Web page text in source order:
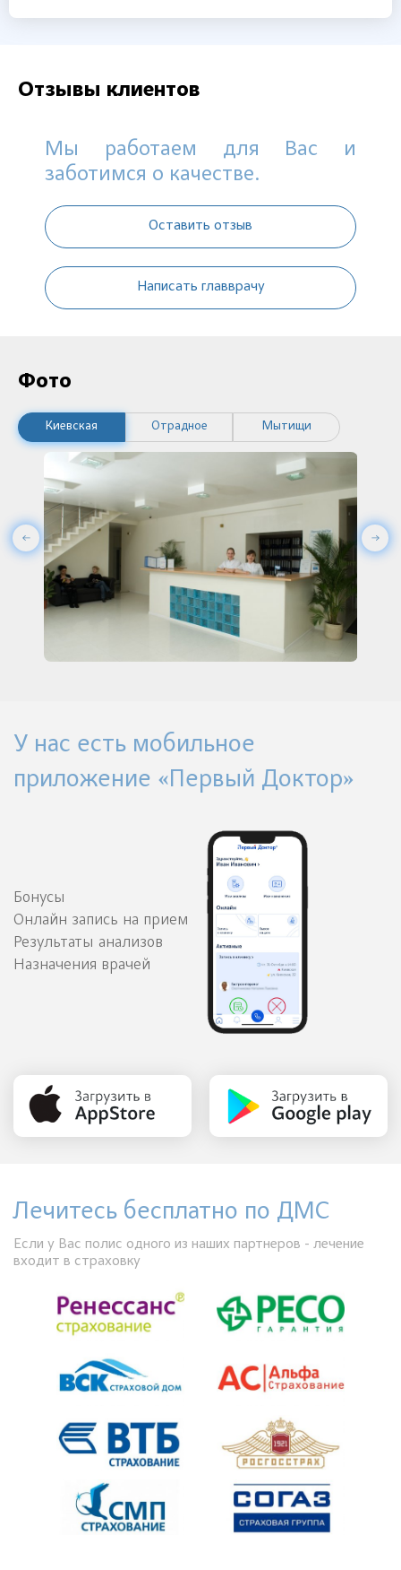
Отзывы клиентов
Мы работаем для Вас и
заботимся о качестве.
Оставить отзыв
Написать главврачу
Фото
Киевская Отрадное Мытищи
У нас есть мобильное
приложение «Первый Доктор»
Бонусы
Онлайн запись на прием
Результаты анализов
Назначения врачей
Лечитесь бесплатно по ДМС
Если у Вас полис одного из наших партнеров - лечение
входит в страховку